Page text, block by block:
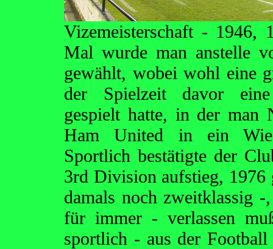
Vizemeisterschaft - 1946,
Mal wurde man anstelle
gewählt, wobei wohl eine
der Spielzeit davor eine
gespielt hatte, in der man
Ham United in ein
Sportlich bestätigte der
3rd Division aufstieg,
damals noch zweitklassig
für immer - verlassen
sportlich - aus der